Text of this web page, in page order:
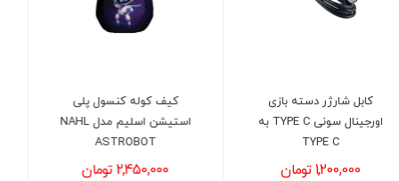
کیف کوله کنسول پلی
2,450,000 تومان
سونی SONY DUALSENSE
رنگ آبی متالیک
15,000,000 تومان